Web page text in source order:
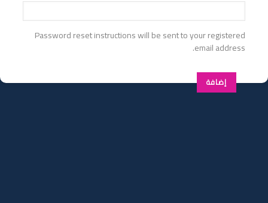
Password reset instructions will be sent to your registered
email address.